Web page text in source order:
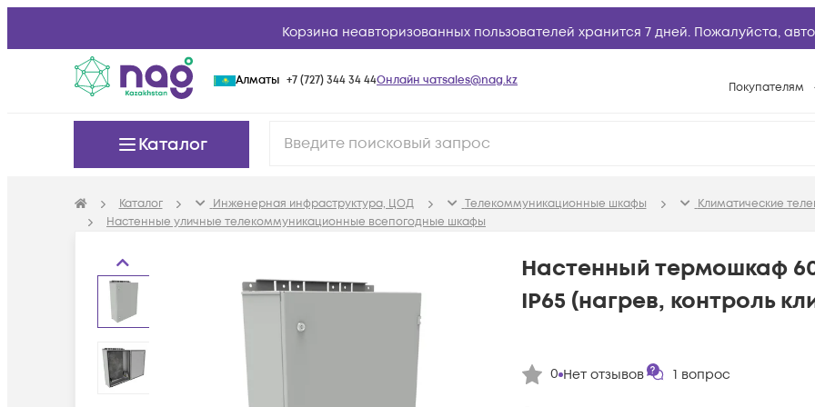
Корзина неавторизованных пользователей хранится 7 дней. Пожалуйста,
Алматы +7 (727) 344 34 44Онлайн чатsales@nag.kz Покупателям
Возврат
Техническая
База знаний
Каталог
Каталог Инженерная инфраструктура, ЦОД Телекоммуникационные шкафы
Климатические
Настенные уличные телекоммуникационные всепогодные шкафы
Настенный термошкаф
IP65 (нагрев, контроль
0 Нет отзывов 1 вопрос